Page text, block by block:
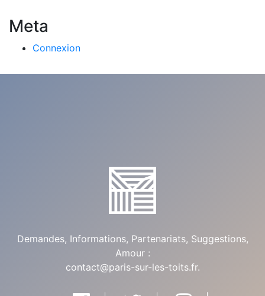
Meta
Connexion
Demandes, Informations, Partenariats, Suggestions,
Amour :
contact@paris-sur-les-toits.fr.